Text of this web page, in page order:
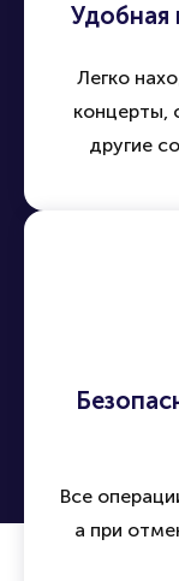
Удобная
Легко
концерты,
другие
Все
а при